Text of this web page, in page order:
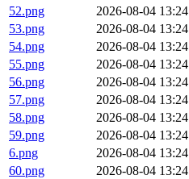
52.png
2026-08-04 13:24
53.png
2026-08-04 13:24
54.png
2026-08-04 13:24
55.png
2026-08-04 13:24
56.png
2026-08-04 13:24
57.png
2026-08-04 13:24
58.png
2026-08-04 13:24
59.png
2026-08-04 13:24
6.png
2026-08-04 13:24
60.png
2026-08-04 13:24